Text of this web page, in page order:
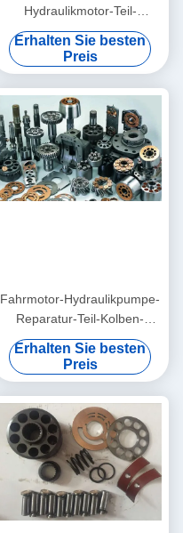
Hydraulikmotor-Teil-
Schwingen-Motor, der
Soem-Verpackung repariert
Erhalten Sie besten
Preis
Fahrmotor-Hydraulikpumpe-
Reparatur-Teil-Kolben-
Zylinderblock-Ventil
eingeschlossen
Erhalten Sie besten
Preis